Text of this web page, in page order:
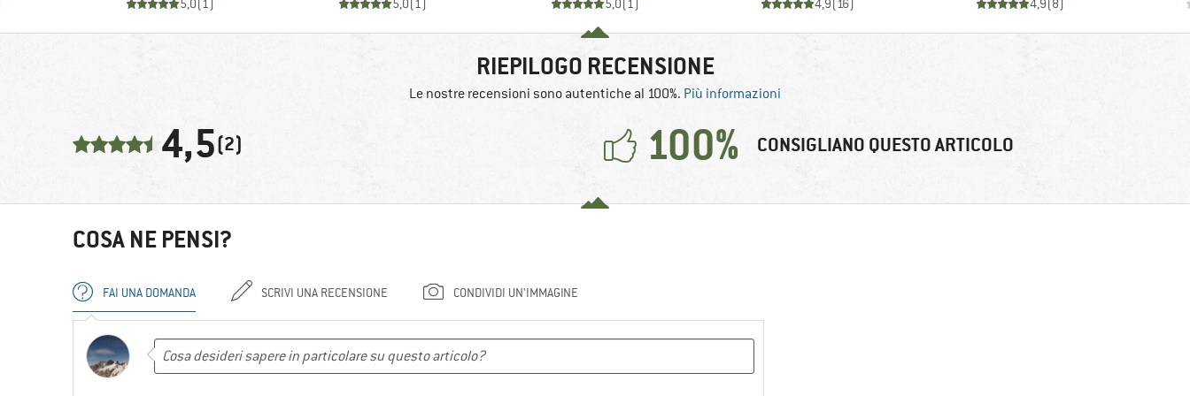
5,0(1) 5,0(1) 5,0(1) 4,9(16) 4,9(8)
RIEPILOGO RECENSIONE
Le nostre recensioni sono autentiche al 100%. Più informazioni
4,5(2) 100% CONSIGLIANO QUESTO ARTICOLO
COSA NE PENSI?
FAI UNA DOMANDA SCRIVI UNA RECENSIONE CONDIVIDI UN'IMMAGINE